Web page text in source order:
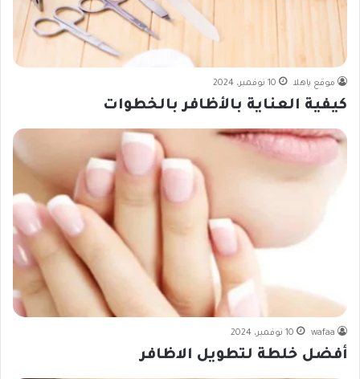
موقع ياهلا 10 نوفمبر، 2024
كيفية العناية بالأظافر بالخطوات
wafaa 10 نوفمبر، 2024
أفضل خلطة لتطويل الاظافر